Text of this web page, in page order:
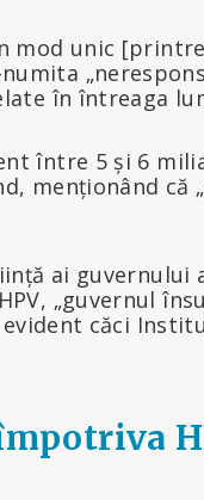
mod unic
în întreaga
între 5 și 6
menționând că
ai
„guvernul
căci